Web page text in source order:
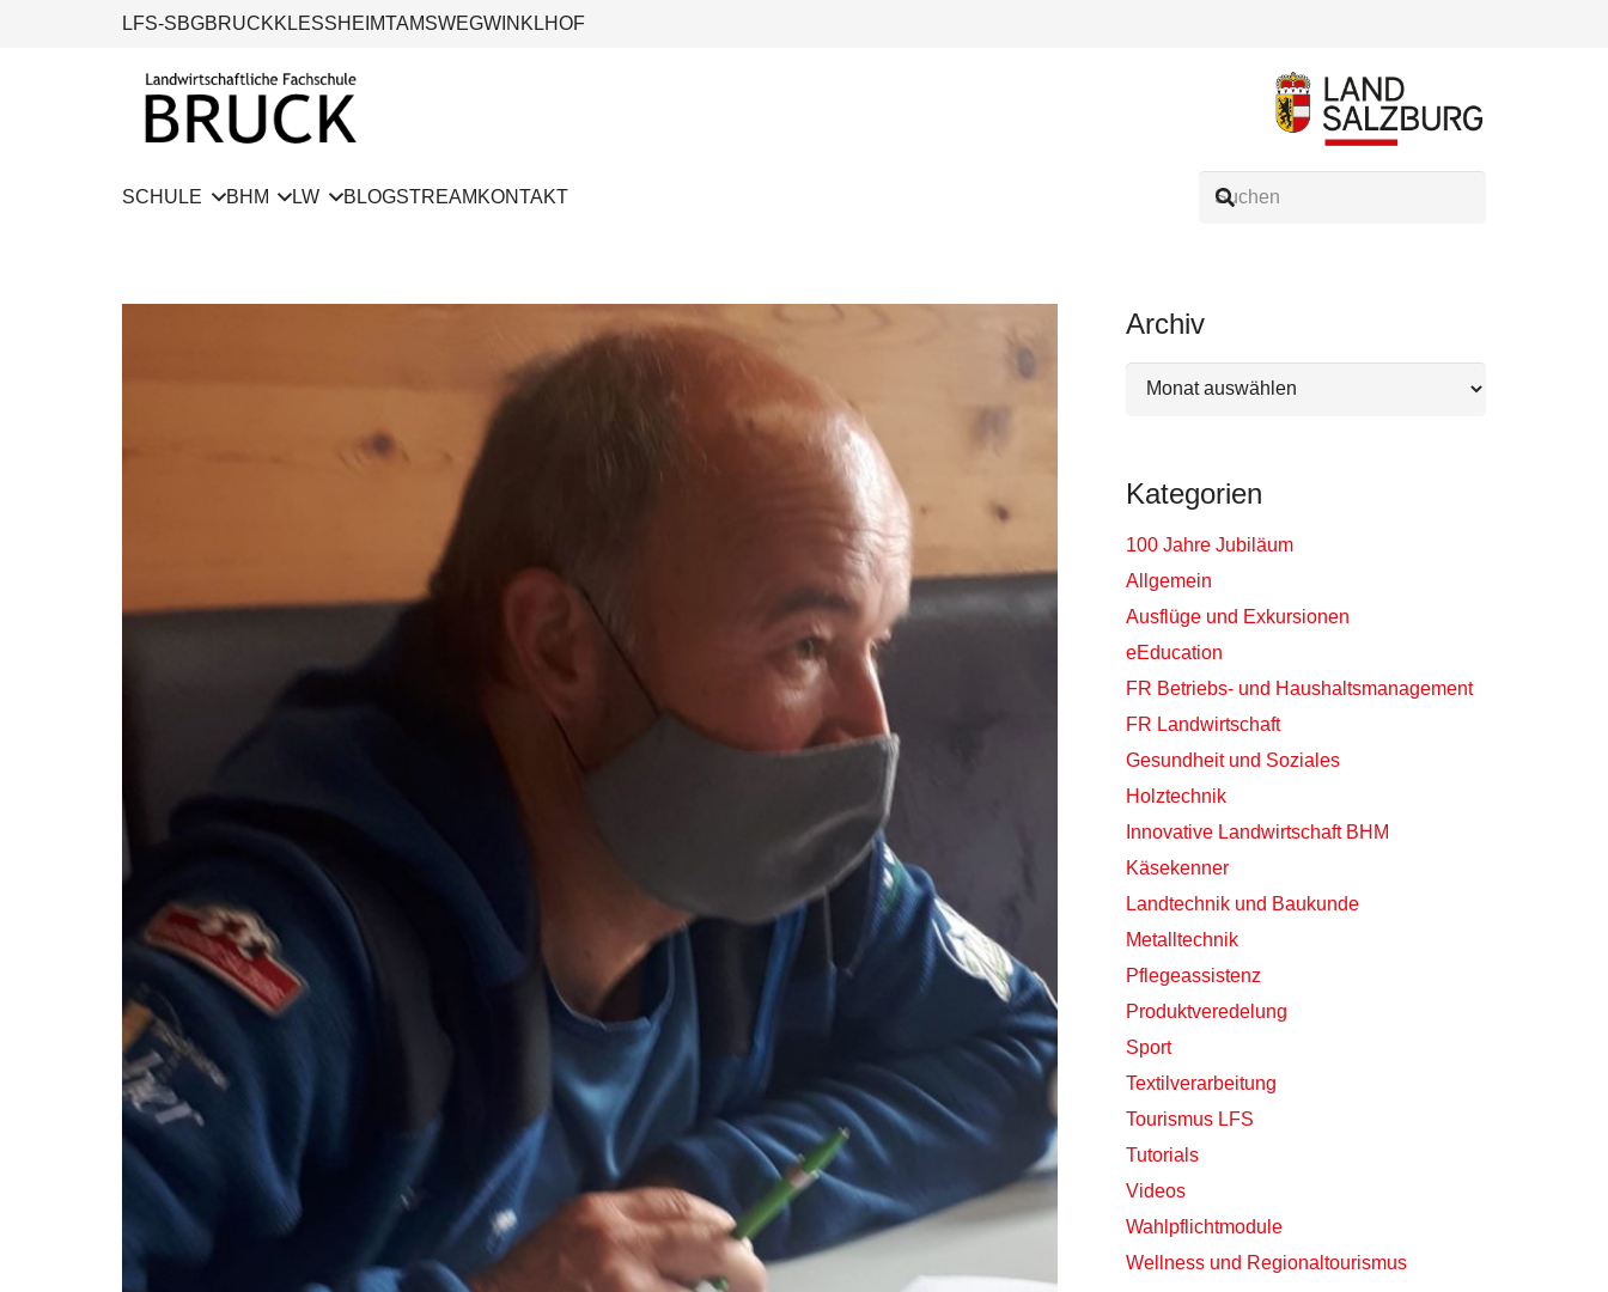
LFS-SBGBRUCKKLESSHEIMTAMSWEGWINKLHOF
SCHULE BHM LW BLOGSTREAM KONTAKT
Archiv
Archiv
Kategorien
100 Jahre Jubiläum
Allgemein
Ausflüge und Exkursionen
eEducation
FR Betriebs- und Haushaltsmanagement
FR Landwirtschaft
Gesundheit und Soziales
Holztechnik
Innovative Landwirtschaft BHM
Käsekenner
Landtechnik und Baukunde
Metalltechnik
Pflegeassistenz
Produktveredelung
Sport
Textilverarbeitung
Tourismus LFS
Tutorials
Videos
Wahlpflichtmodule
Wellness und Regionaltourismus